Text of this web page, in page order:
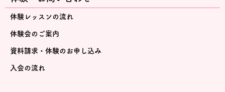
体験レッスンの流れ
体験会のご案内
資料請求・体験のお申し込み
入会の流れ